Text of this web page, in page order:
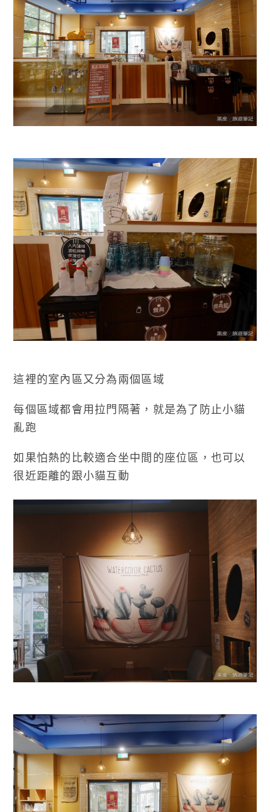
這裡的室內區又分為兩個區域
每個區域都會用拉門隔著，就是為了防止小貓
亂跑
如果怕熱的比較適合坐中間的座位區，也可以
很近距離的跟小貓互動